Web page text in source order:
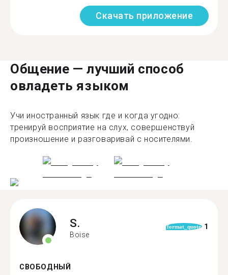
Скачать приложение
Общение — лучший способ
овладеть языком
Учи иностранный язык где и когда угодно:
тренируй восприятие на слух, совершенствуй
произношение и разговаривай с носителями.
S.
Boise
format_quote 1
СВОБОДНЫЙ